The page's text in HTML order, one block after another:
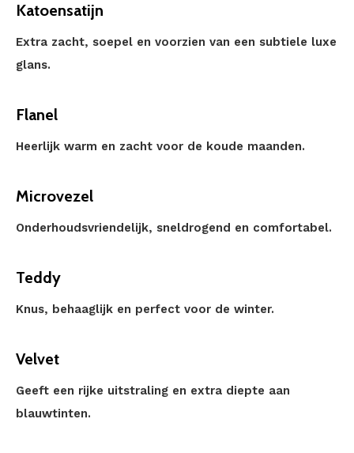
Katoensatijn
Extra zacht, soepel en voorzien van een subtiele luxe
glans.
Flanel
Heerlijk warm en zacht voor de koude maanden.
Microvezel
Onderhoudsvriendelijk, sneldrogend en comfortabel.
Teddy
Knus, behaaglijk en perfect voor de winter.
Velvet
Geeft een rijke uitstraling en extra diepte aan
blauwtinten.